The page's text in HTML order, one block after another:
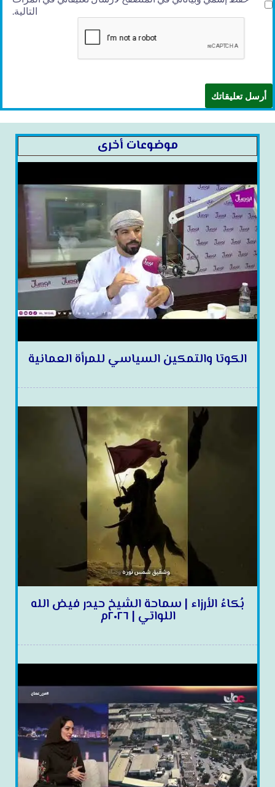
التالية.
موضوعات أخرى
الكوتا والتمكين السياسي للمرأة العمانية
بُكاءُ الأرزاء | سماحة الشيخ حيدر فيض الله
اللواتي | ٢٠٢٦م